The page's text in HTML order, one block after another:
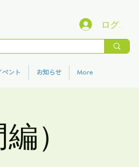
ログイン
ベント お知らせ More
）